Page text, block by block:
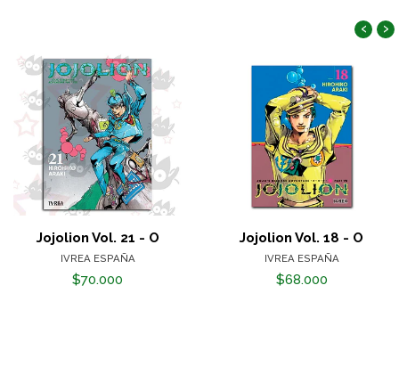
Jojolion Vol. 21 - O
IVREA ESPAÑA
$70.000
Jojolion Vol. 18 - O
IVREA ESPAÑA
$68.000
‹ ›